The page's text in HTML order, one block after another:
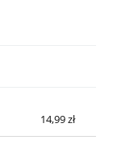
14,99 zł